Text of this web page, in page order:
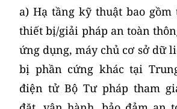
a) Hạ tầng kỹ thuật bao
thiết bị/giải pháp an toàn
ứng dụng, máy chủ cơ sở dữ
bị phần cứng khác tại
điện tử Bộ Tư pháp tham